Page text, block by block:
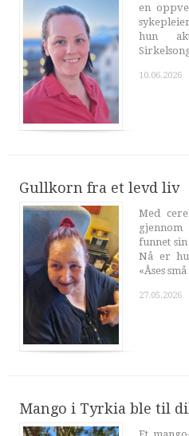
en
hun
10.06.2026
Gullkorn fra et levd liv
Med
gjennom
funnet sin
Nå er
«Åses
27.05.2026
Mango i Tyrkia ble til